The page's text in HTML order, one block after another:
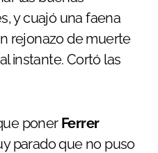
y cuajó una faena
rejonazo de muerte
instante. Cortó las
poner Ferrer
parado que no puso